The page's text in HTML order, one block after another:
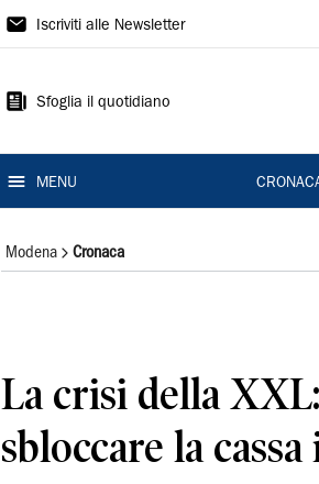
Gazzetta
Modena
Iscriviti alle Newsletter
Sfoglia il quotidiano
MENU
Modena Cronaca
La crisi della
sbloccare la